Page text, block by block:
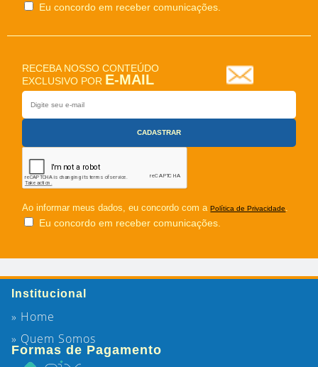
Eu concordo em receber comunicações.
RECEBA NOSSO CONTEÚDO
EXCLUSIVO POR E-MAIL
Ao informar meus dados, eu concordo com aPolítica de Privacidade
Eu concordo em receber comunicações.
Institucional
» Home
» Quem Somos
Formas de Pagamento